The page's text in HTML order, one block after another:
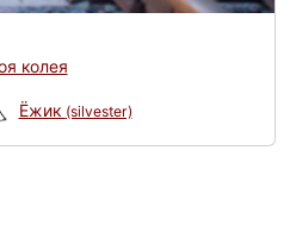
колея
Ёжик (silvester)